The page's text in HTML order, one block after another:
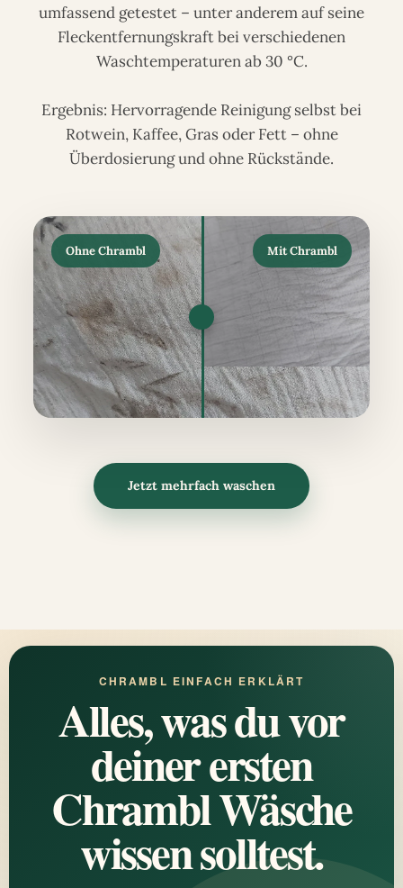
umfassend getestet – unter anderem auf seine
Fleckentfernungskraft bei verschiedenen
Waschtemperaturen ab 30 °C.
Ergebnis: Hervorragende Reinigung selbst bei
Rotwein, Kaffee, Gras oder Fett – ohne
Überdosierung und ohne Rückstände.
Ohne Chrambl Mit Chrambl
Jetzt mehrfach waschen
CHRAMBL EINFACH ERKLÄRT
Alles, was du vor
deiner ersten
Chrambl Wäsche
wissen solltest.